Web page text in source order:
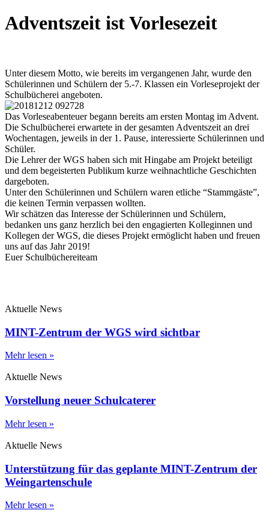
Adventszeit ist Vorlesezeit
Unter diesem Motto, wie bereits im vergangenen Jahr, wurde den
Schülerinnen und Schülern der 5.-7. Klassen ein Vorleseprojekt der
Schulbücherei angeboten.
Das Vorleseabenteuer begann bereits am ersten Montag im Advent.
Die Schulbücherei erwartete in der gesamten Adventszeit an drei
Wochentagen, jeweils in der 1. Pause, interessierte Schülerinnen und
Schüler.
Die Lehrer der WGS haben sich mit Hingabe am Projekt beteiligt
und dem begeisterten Publikum kurze weihnachtliche Geschichten
dargeboten.
Unter den Schülerinnen und Schülern waren etliche “Stammgäste”,
die keinen Termin verpassen wollten.
Wir schätzen das Interesse der Schülerinnen und Schülern,
bedanken uns ganz herzlich bei den engagierten Kolleginnen und
Kollegen der WGS, die dieses Projekt ermöglicht haben und freuen
uns auf das Jahr 2019!
Euer Schulbüchereiteam
Aktuelle News
MINT-Zentrum der WGS wird sichtbar
Mehr lesen »
Aktuelle News
Vorstellung neuer Schulcaterer
Mehr lesen »
Aktuelle News
Unterstützung für das geplante MINT-Zentrum der
Weingartenschule
Mehr lesen »